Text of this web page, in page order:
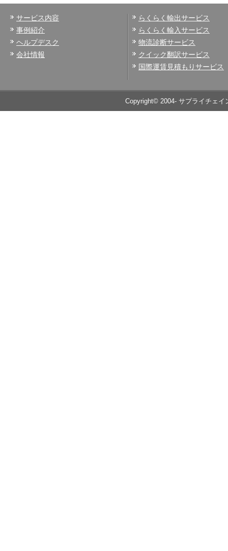
サービス内容
事例紹介
ヘルプデスク
会社情報
らくらく輸出サービス
らくらく輸入サービス
物流診断サービス
クイック翻訳サービス
国際運賃見積もりサービス
Copyright© 2004- サプライチェ